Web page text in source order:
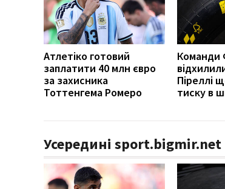
Атлетіко готовий
заплатити 40 млн євро
за захисника
Тоттенгема Ромеро
Команди
Піреллі
тиску в
Усередині sport.bigmir.net